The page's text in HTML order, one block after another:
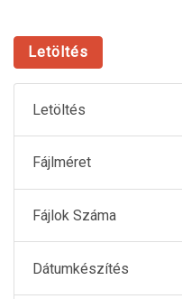
Letöltés
Letöltés
Fájlméret
Fájlok Száma
Dátumkészítés